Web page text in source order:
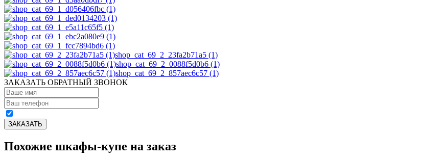
shop_cat_69_2_23fa2b71a5 (1)
shop_cat_69_2_0088f5d0b6 (1)
shop_cat_69_2_857aec6c57 (1)
ЗАКАЗАТЬ ОБРАТНЫЙ ЗВОНОК
Похожие шкафы-купе на заказ